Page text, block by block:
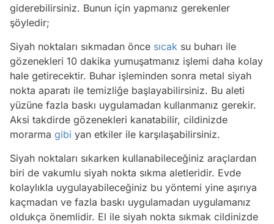
giderebilirsiniz. Bunun için yapmanız gerekenler
şöyledir;
Siyah noktaları sıkmadan önce sıcak su buharı ile
gözenekleri 10 dakika yumuşatmanız işlemi daha kolay
hale getirecektir. Buhar işleminden sonra metal siyah
nokta aparatı ile temizliğe başlayabilirsiniz. Bu aleti
yüzüne fazla baskı uygulamadan kullanmanız gerekir.
Aksi takdirde gözenekleri kanatabilir, cildinizde
morarma gibi yan etkiler ile karşılaşabilirsiniz.
Siyah noktaları sıkarken kullanabileceğiniz araçlardan
biri de vakumlu siyah nokta sıkma aletleridir. Evde
kolaylıkla uygulayabileceğiniz bu yöntemi yine aşırıya
kaçmadan ve fazla baskı uygulamadan uygulamanız
oldukça önemlidir. El ile siyah nokta sıkmak cildinizde